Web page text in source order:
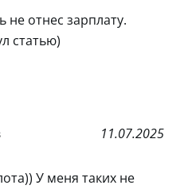
не отнес зарплату.
статью)
11.07.2025
У меня таких не